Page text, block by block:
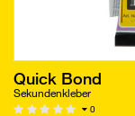
Quick Bond
Sekundenkleber
0